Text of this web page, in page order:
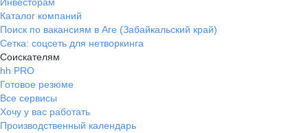
Каталог компаний
Поиск по вакансиям в Аге (Забайкальский край)
Сетка: соцсеть для нетворкинга
Соискателям
hh PRO
Готовое резюме
Все сервисы
Хочу у вас работать
Производственный календарь